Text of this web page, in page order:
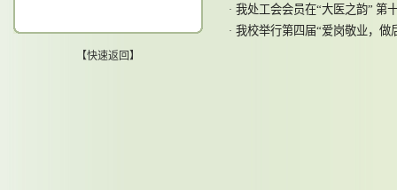
【快速返回】
· 我处工会会员在“大医之韵” 第
· 我校举行第四届“爱岗敬业，做